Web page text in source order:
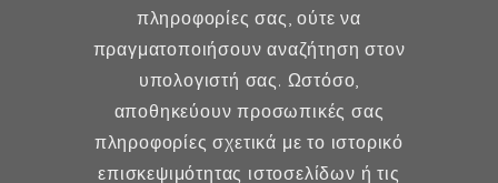
Γυναικολογία
Υποβοηθούμενη Αναπαραγωγή
Μαιευτική
πληροφορίες σας, ούτε να
πραγματοποιήσουν αναζήτηση στον
υπολογιστή σας. Ωστόσο,
αποθηκεύουν προσωπικές σας
πληροφορίες σχετικά με το ιστορικό
επισκεψιμότητας ιστοσελίδων ή τις